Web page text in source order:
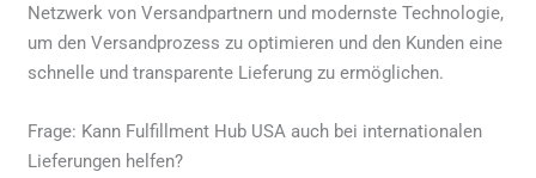
Netzwerk von Versandpartnern und modernste Technologie,
um den Versandprozess zu optimieren und den Kunden eine
schnelle und transparente Lieferung zu ermöglichen.
Frage: Kann Fulfillment Hub USA auch bei internationalen
Lieferungen helfen?